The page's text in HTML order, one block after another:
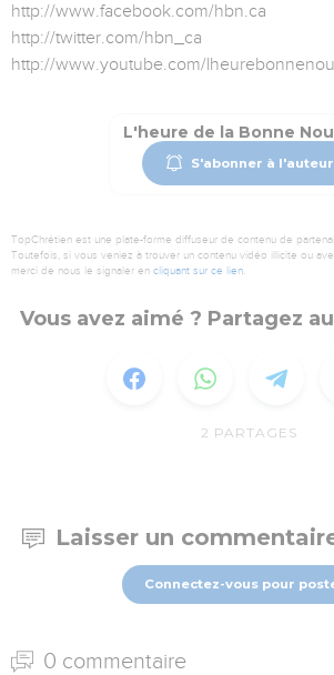
http://www.facebook.com/hbn.ca
http://twitter.com/hbn_ca
http://www.youtube.com/
L'heure de la Bonne
S'abonner à l'auteur
TopChrétien est une plate-forme diffuseur de contenu de
Toutefois, si vous veniez à trouver un contenu vidéo illicite ou
merci de nous le signaler en cliquant sur ce lien.
Vous avez aimé ? Partagez
2 PARTAGES
Laisser un
Connectez-vous pour
0 commentaire